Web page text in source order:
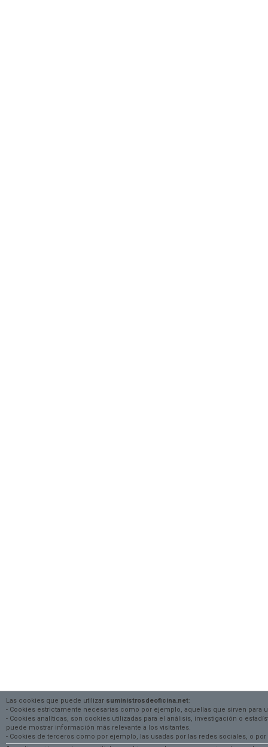
Las cookies que puede utilizar suministrosdeoficina.net:
- Cookies estrictamente necesarias como por ejemplo, aquellas que sirven
- Cookies analíticas, son cookies utilizadas para el análisis, investigación o
puede mostrar información más relevante a los visitantes.
- Cookies de terceros como por ejemplo, las usadas por las redes sociales, o